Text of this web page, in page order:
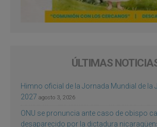
ÚLTIMAS
Himno oficial de la Jornada Mundial de la
2027 agosto 3, 2026
ONU se pronuncia ante caso de obispo
desaparecido por la dictadura